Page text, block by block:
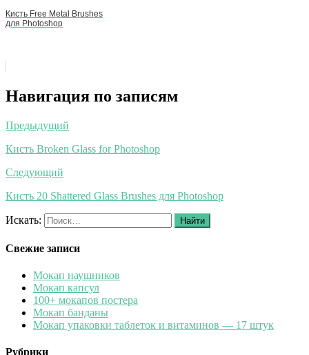
Кисть Free Metal Brushes
для Photoshop
Навигация по записям
Предыдущий
Кисть Broken Glass for Photoshop
Следующий
Кисть 20 Shattered Glass Brushes для Photoshop
Искать: Найти
Свежие записи
Мокап наушников
Мокап капсул
100+ мокапов постера
Мокап банданы
Мокап упаковки таблеток и витаминов — 17 штук
Рубрики